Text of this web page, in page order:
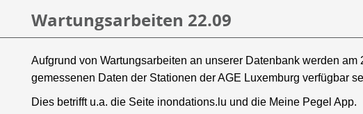
Wartungsarbeiten 22.09
Aufgrund von Wartungsarbeiten an unserer Datenbank werden am
gemessenen Daten der Stationen der AGE Luxemburg verfügbar
Dies betrifft u.a. die Seite inondations.lu und die Meine Pegel App.